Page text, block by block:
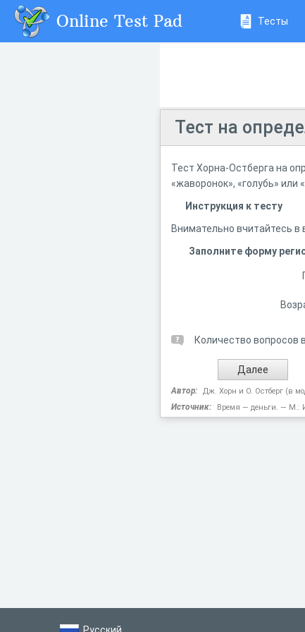
Online Test Pad Тесты
Тест на
Тест Хорна-Остберга на
«жаворонок», «голубь» или
Инструкция к тесту
Внимательно вчитайтесь в
Заполните форму
Количество вопросов
Автор: Дж. Хорн и О. Остберг (в
Источник: Время — деньги. — М.: